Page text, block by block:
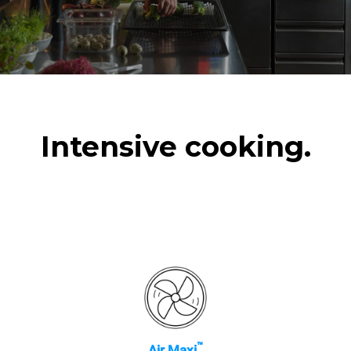
Brathähnchen
6 volle Ofenladungen mit
Dampf gegart
7 Langwaschprogramme
Intensive cooking.
™